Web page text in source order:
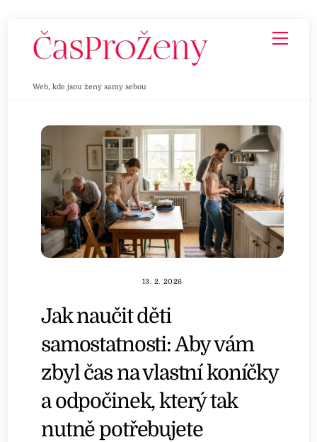
Web, kde jsou ženy samy sebou
13. 2. 2026
Jak naučit děti
samostatnosti: Aby vám
zbyl čas na vlastní koníčky
a odpočinek, který tak
nutně potřebujete